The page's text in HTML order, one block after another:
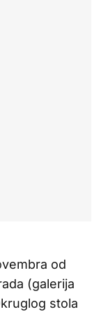
od
(galerija
stola